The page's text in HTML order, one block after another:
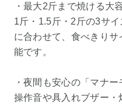
・最大2斤まで焼ける大
1斤・1.5斤・2斤の3サ
に合わせて、食べきり
能です。
・夜間も安心の「マナー
操作音や具入れブザー